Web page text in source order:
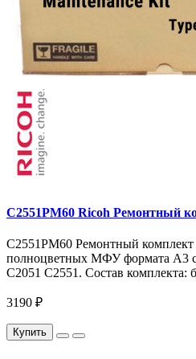
C2551PM60 Ricoh Ремонтный
C2551PM60 Ремонтный
полноцветных МФУ формата A3
С2051 C2551. Состав комплекта:
3190 ₽
Купить